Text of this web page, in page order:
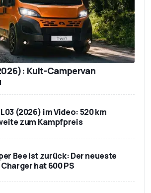
Kult-Campervan
(2026) im Video: 520 km
zum Kampfpreis
Bee ist zurück: Der neueste
hat 600 PS